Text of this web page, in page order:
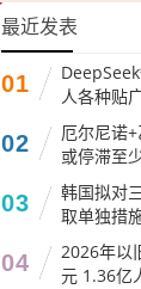
最近发表
01
人各种贴
02
厄尔尼诺
或停滞至
03
韩国拟对
取单独措
04
2026年以
元 1.36亿